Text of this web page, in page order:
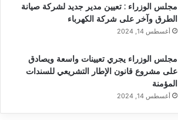
مجلس الوزراء : تعيين مدير جديد لشركة صيانة
الطرق وآخر على شركة الكهرباء
أغسطس 14, 2024
مجلس الوزراء يجري تعيينات واسعة ويصادق
على مشروع قانون الإطار التشريعي للسندات
المؤمنة
أغسطس 14, 2024